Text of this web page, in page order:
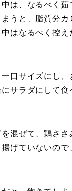
は、なるべく茹
うと、脂質分カ
はなるべく控え
口サイズにし、
にサラダにして
混ぜて、鶏ささ
げていないので